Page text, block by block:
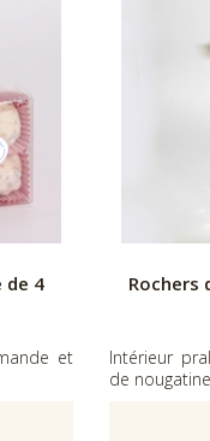
de 4
et
Rochers
Intérieur
de